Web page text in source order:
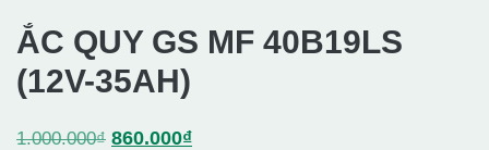
ẮC QUY GS MF 40B19LS
(12V-35AH)
1.000.000₫ Giá
860.000₫Giá